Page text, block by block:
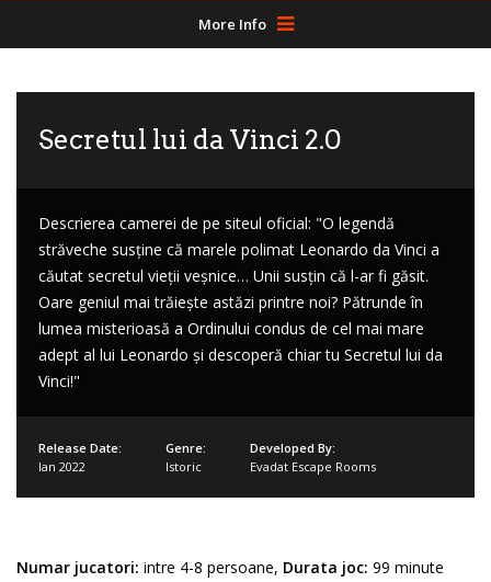
More Info
Secretul lui da Vinci 2.0
Descrierea camerei de pe siteul oficial: "O legendă
străveche susține că marele polimat Leonardo da Vinci a
căutat secretul vieții veșnice… Unii susțin că l-ar fi găsit.
Oare geniul mai trăiește astăzi printre noi? Pătrunde în
lumea misterioasă a Ordinului condus de cel mai mare
adept al lui Leonardo și descoperă chiar tu Secretul lui da
Vinci!"
Release Date:
Ian 2022
Genre:
Istoric
Developed By:
Evadat Escape Rooms
Numar jucatori: intre 4-8 persoane, Durata joc: 99 minute